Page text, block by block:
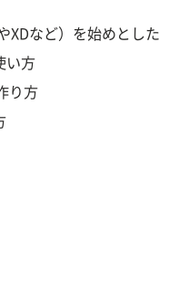
など）を始めとした
い方
り方